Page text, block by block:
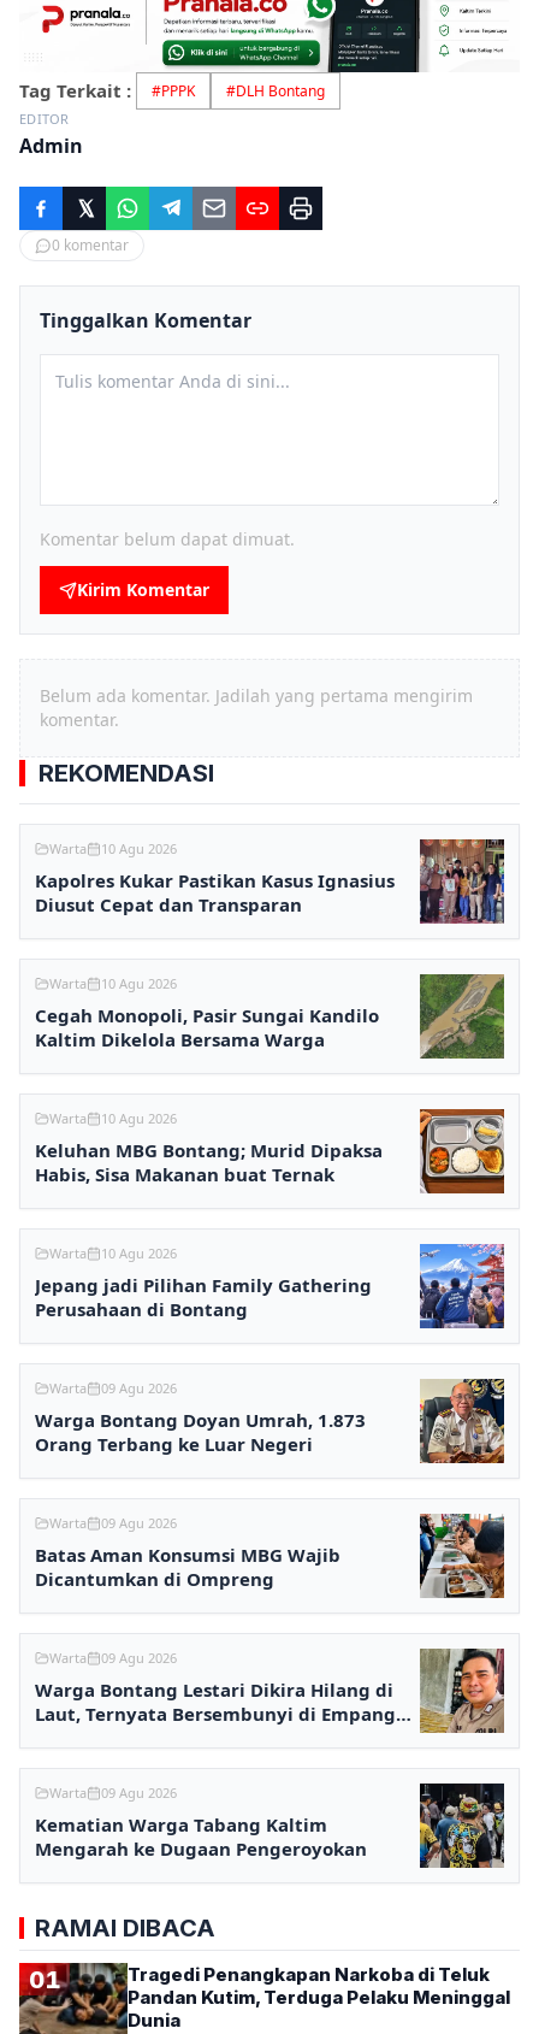
Tag Terkait : #PPPK #DLH Bontang
EDITOR
Admin
0 komentar
Tinggalkan Komentar
Komentar belum dapat dimuat.
Kirim Komentar
Belum ada komentar. Jadilah yang pertama mengirim
komentar.
REKOMENDASI
Warta 10 Agu 2026
Kapolres Kukar Pastikan Kasus Ignasius
Diusut Cepat dan Transparan
Warta 10 Agu 2026
Cegah Monopoli, Pasir Sungai Kandilo
Kaltim Dikelola Bersama Warga
Warta 10 Agu 2026
Keluhan MBG Bontang; Murid Dipaksa
Habis, Sisa Makanan buat Ternak
Warta 10 Agu 2026
Jepang jadi Pilihan Family Gathering
Perusahaan di Bontang
Warta 09 Agu 2026
Warga Bontang Doyan Umrah, 1.873
Orang Terbang ke Luar Negeri
Warta 09 Agu 2026
Batas Aman Konsumsi MBG Wajib
Dicantumkan di Ompreng
Warta 09 Agu 2026
Warga Bontang Lestari Dikira Hilang di
Laut, Ternyata Bersembunyi di Empang
Warta 09 Agu 2026
Kematian Warga Tabang Kaltim
Mengarah ke Dugaan Pengeroyokan
RAMAI DIBACA
01
Tragedi Penangkapan Narkoba di Teluk
Pandan Kutim, Terduga Pelaku Meninggal
Dunia